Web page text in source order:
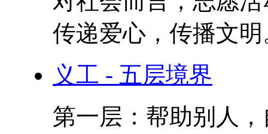
传递爱心，传播文
义工 - 五层境界
第一层：帮助别人